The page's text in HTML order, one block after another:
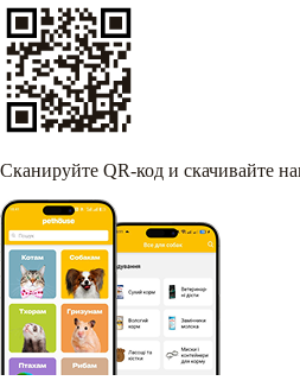
Сканируйте QR-код и скачивайте